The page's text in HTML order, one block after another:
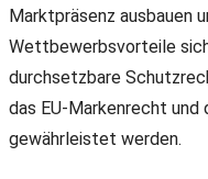
Marktpräsenz ausbauen
Wettbewerbsvorteile
durchsetzbare
das EU-Markenrecht
gewährleistet werden.